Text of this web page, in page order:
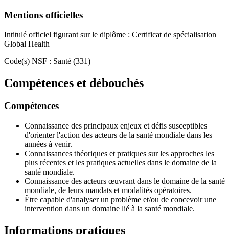
Mentions officielles
Intitulé officiel figurant sur le diplôme : Certificat de spécialisation
Global Health
Code(s) NSF : Santé (331)
Compétences et débouchés
Compétences
Connaissance des principaux enjeux et défis susceptibles
d'orienter l'action des acteurs de la santé mondiale dans les
années à venir.
Connaissances théoriques et pratiques sur les approches les
plus récentes et les pratiques actuelles dans le domaine de la
santé mondiale.
Connaissance des acteurs œuvrant dans le domaine de la santé
mondiale, de leurs mandats et modalités opératoires.
Être capable d'analyser un problème et/ou de concevoir une
intervention dans un domaine lié à la santé mondiale.
Informations pratiques